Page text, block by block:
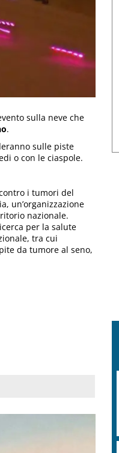
sulla neve che
.
sulle piste
o con le ciaspole.
i tumori del
un’organizzazione
nazionale.
per la salute
tra cui
da tumore al seno,